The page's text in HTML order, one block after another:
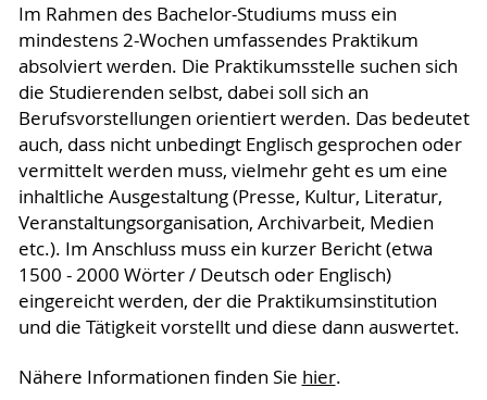
Im Rahmen des Bachelor-Studiums muss ein
mindestens 2-Wochen umfassendes Praktikum
absolviert werden. Die Praktikumsstelle suchen sich
die Studierenden selbst, dabei soll sich an
Berufsvorstellungen orientiert werden. Das bedeutet
auch, dass nicht unbedingt Englisch gesprochen oder
vermittelt werden muss, vielmehr geht es um eine
inhaltliche Ausgestaltung (Presse, Kultur, Literatur,
Veranstaltungsorganisation, Archivarbeit, Medien
etc.). Im Anschluss muss ein kurzer Bericht (etwa
1500 - 2000 Wörter / Deutsch oder Englisch)
eingereicht werden, der die Praktikumsinstitution
und die Tätigkeit vorstellt und diese dann auswertet.
Nähere Informationen finden Sie hier.